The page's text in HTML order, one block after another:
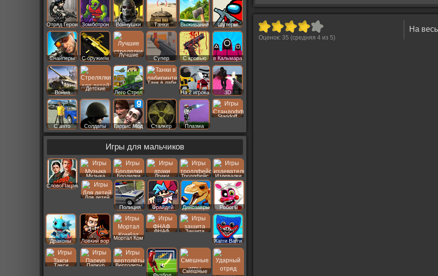
Оценок: 35 (средняя 4из 5)
На
Отряд Герои Зомботрон Войнушки Танки Выживание Шутеры
Снайперы С оружием
Лучшие
Супер С кровью в Кальмара
Война
Детские
Лего Стрел
Танк в лаби
На 2 игрока
3D
С авто Солдаты Гаррис Мод Сталкер Плазма
Standoff
Игры для мальчиков
СловоПацана
Музыка Бродилки Драки Троллфейс Издевалки
Для детей
Полиция
Фрайдей Динозавры Роботы
Драконы Ловкий вор
Мортал Ком
ФНАФ
Защита
Хагги Вагги
Такси Паркур
Вертолеты
Футбол
Смешные